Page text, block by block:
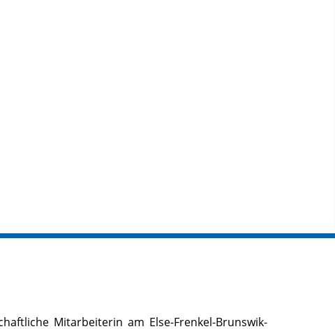
Mitarbeiterin am Else-Frenkel-Brunswik-